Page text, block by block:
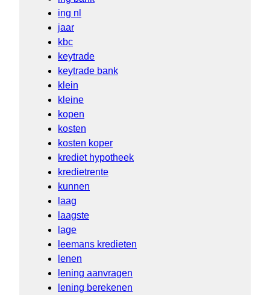
ing nl
jaar
kbc
keytrade
keytrade bank
klein
kleine
kopen
kosten
kosten koper
krediet hypotheek
kredietrente
kunnen
laag
laagste
lage
leemans kredieten
lenen
lening aanvragen
lening berekenen